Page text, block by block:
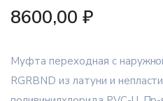
8600,00 ₽
Муфта переходная с
RGRBND из латуни и